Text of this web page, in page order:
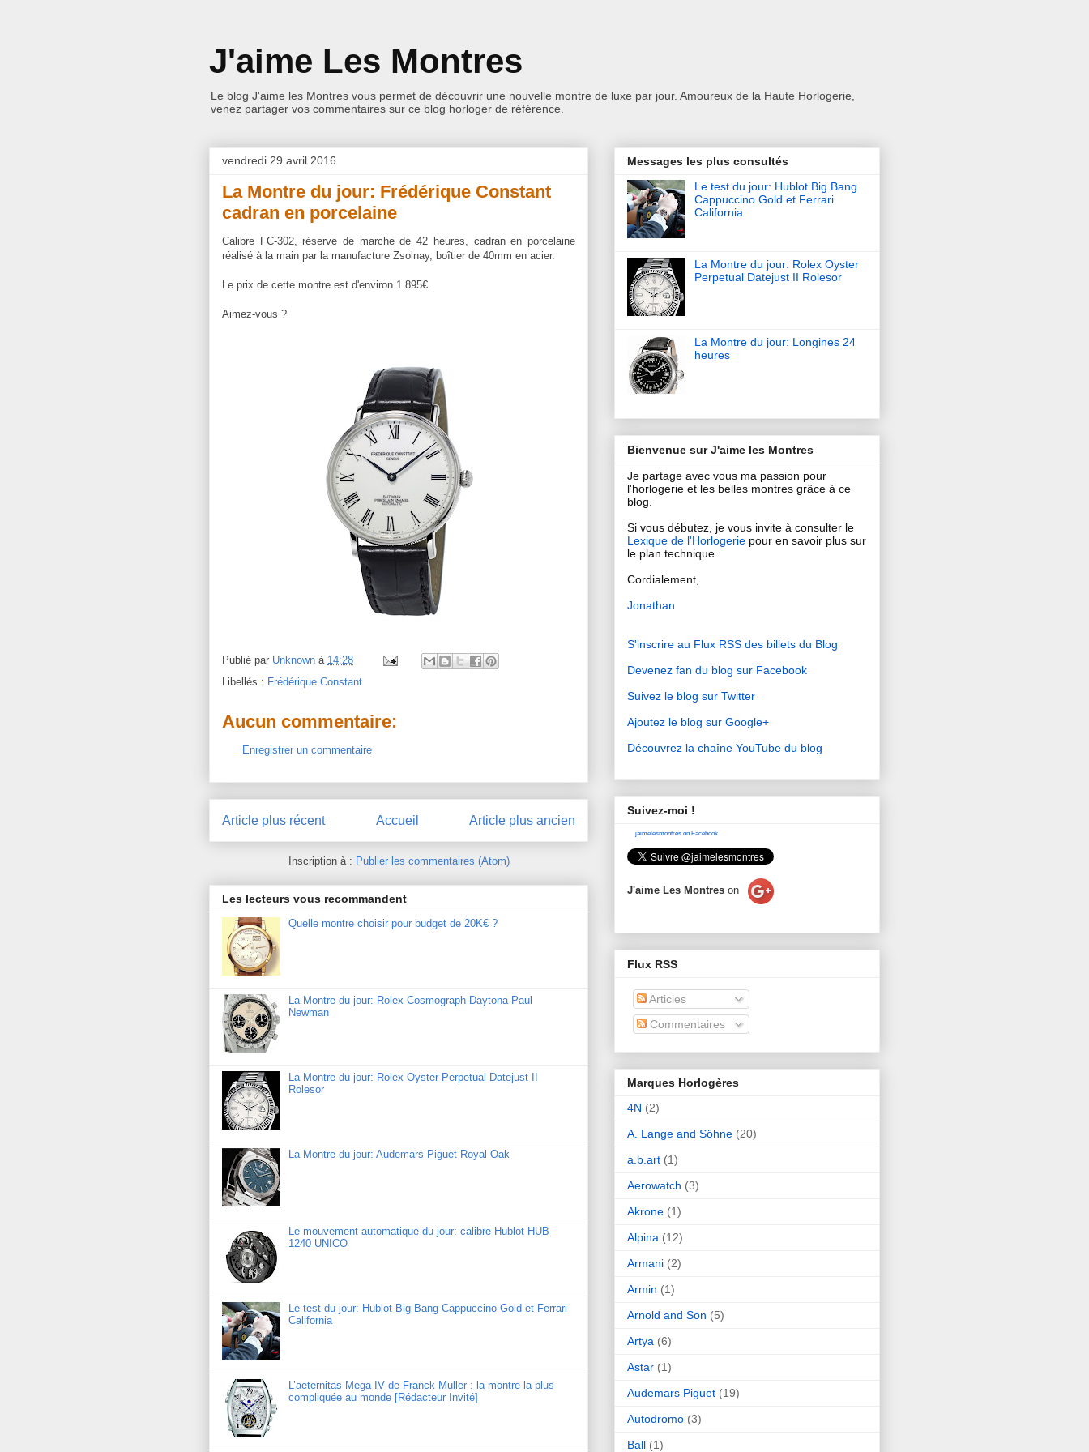
J'aime Les Montres
Le blog J'aime les Montres vous permet de découvrir une nouvelle montre de luxe par jour. Amoureux de la Haute Horlogerie,
venez partager vos commentaires sur ce blog horloger de référence.
vendredi 29 avril 2016
La Montre du jour: Frédérique Constant
cadran en porcelaine
Calibre FC-302, réserve de marche de 42 heures, cadran en porcelaine
réalisé à la main par la manufacture Zsolnay, boîtier de 40mm en acier.
Le prix de cette montre est d'environ 1 895€.
Aimez-vous ?
Publié par Unknown à 14:28
Libellés : Frédérique Constant
Aucun commentaire:
Enregistrer un commentaire
Article plus récent Article plus ancien
Accueil
Inscription à : Publier les commentaires (Atom)
Les lecteurs vous recommandent
Quelle montre choisir pour budget de 20K€ ?
La Montre du jour: Rolex Cosmograph Daytona Paul
Newman
La Montre du jour: Rolex Oyster Perpetual Datejust II
Rolesor
La Montre du jour: Audemars Piguet Royal Oak
Le mouvement automatique du jour: calibre Hublot HUB
1240 UNICO
Le test du jour: Hublot Big Bang Cappuccino Gold et Ferrari
California
L’aeternitas Mega IV de Franck Muller : la montre la plus
compliquée au monde [Rédacteur Invité]
Messages les plus consultés
Le test du jour: Hublot Big Bang
Cappuccino Gold et Ferrari
California
La Montre du jour: Rolex Oyster
Perpetual Datejust II Rolesor
La Montre du jour: Longines 24
heures
Bienvenue sur J'aime les Montres
Je partage avec vous ma passion pour
l'horlogerie et les belles montres grâce à ce
blog.
Si vous débutez, je vous invite à consulter le
Lexique de l'Horlogerie pour en savoir plus sur
le plan technique.
Cordialement,
Jonathan
S'inscrire au Flux RSS des billets du Blog
Devenez fan du blog sur Facebook
Suivez le blog sur Twitter
Ajoutez le blog sur Google+
Découvrez la chaîne YouTube du blog
Suivez-moi !
jaimelesmontres on Facebook
J'aime Les Montres on
Flux RSS
Articles
Commentaires
Marques Horlogères
4N (2)
A. Lange and Söhne (20)
a.b.art (1)
Aerowatch (3)
Akrone (1)
Alpina (12)
Armani (2)
Armin (1)
Arnold and Son (5)
Artya (6)
Astar (1)
Audemars Piguet (19)
Autodromo (3)
Ball (1)